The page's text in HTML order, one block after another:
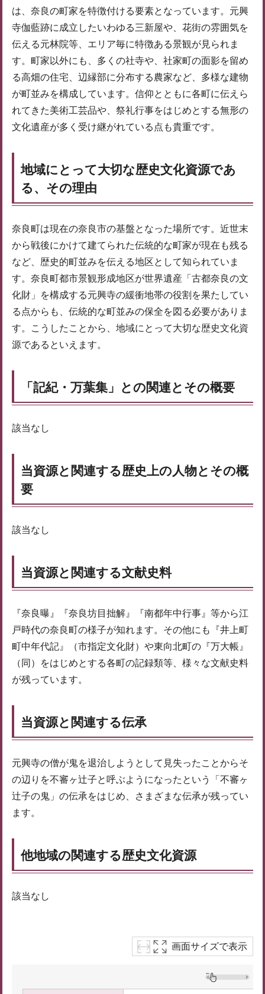
は、奈良の町家を特徴付ける要素となっています。元興
寺伽藍跡に成立したいわゆる三新屋や、花街の雰囲気を
伝える元林院等、エリア毎に特徴ある景観が見られま
す。町家以外にも、多くの社寺や、社家町の面影を留め
る高畑の住宅、辺縁部に分布する農家など、多様な建物
が町並みを構成しています。信仰とともに各町に伝えら
れてきた美術工芸品や、祭礼行事をはじめとする無形の
文化遺産が多く受け継がれている点も貴重です。
地域にとって大切な歴史文化資源であ
る、その理由
奈良町は現在の奈良市の基盤となった場所です。近世末
から戦後にかけて建てられた伝統的な町家が現在も残る
など、歴史的町並みを伝える地区として知られていま
す。奈良町都市景観形成地区が世界遺産「古都奈良の文
化財」を構成する元興寺の緩衝地帯の役割を果たしてい
る点からも、伝統的な町並みの保全を図る必要がありま
す。こうしたことから、地域にとって大切な歴史文化資
源であるといえます。
「記紀・万葉集」との関連とその概要
該当なし
当資源と関連する歴史上の人物とその概
要
該当なし
当資源と関連する文献史料
『奈良曝』『奈良坊目拙解』『南都年中行事』等から江
戸時代の奈良町の様子が知れます。その他にも『井上町
町中年代記』（市指定文化財）や東向北町の『万大帳』
（同）をはじめとする各町の記録類等、様々な文献史料
が残っています。
当資源と関連する伝承
元興寺の僧が鬼を退治しようとして見失ったことからそ
の辺りを不審ヶ辻子と呼ぶようになったという「不審ヶ
辻子の鬼」の伝承をはじめ、さまざまな伝承が残ってい
ます。
他地域の関連する歴史文化資源
該当なし
画面サイズで表示